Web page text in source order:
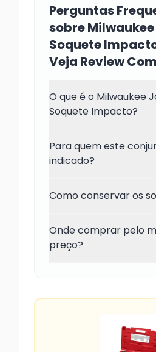
Perguntas
sobre
Soquete
Veja Review
O que é o Milwaukee
Soquete Impacto?
Para quem este
indicado?
Como conservar os
Onde comprar pelo
preço?